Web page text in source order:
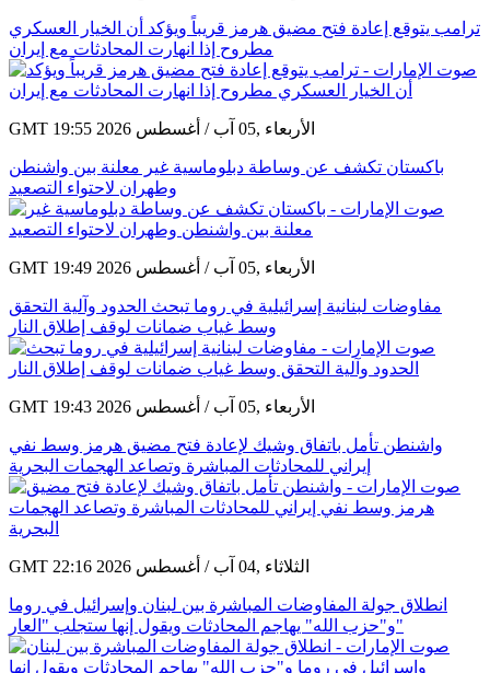
ترامب يتوقع إعادة فتح مضيق هرمز قريباً ويؤكد أن الخيار العسكري
مطروح إذا انهارت المحادثات مع إيران
GMT 19:55 2026 الأربعاء ,05 آب / أغسطس
باكستان تكشف عن وساطة دبلوماسية غير معلنة بين واشنطن
وطهران لاحتواء التصعيد
GMT 19:49 2026 الأربعاء ,05 آب / أغسطس
مفاوضات لبنانية إسرائيلية في روما تبحث الحدود وآلية التحقق
وسط غياب ضمانات لوقف إطلاق النار
GMT 19:43 2026 الأربعاء ,05 آب / أغسطس
واشنطن تأمل باتفاق وشيك لإعادة فتح مضيق هرمز وسط نفي
إيراني للمحادثات المباشرة وتصاعد الهجمات البحرية
GMT 22:16 2026 الثلاثاء ,04 آب / أغسطس
انطلاق جولة المفاوضات المباشرة بين لبنان وإسرائيل في روما
و"حزب الله" يهاجم المحادثات ويقول إنها ستجلب "العار"